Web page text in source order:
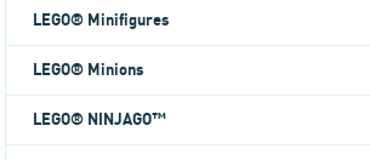
LEGO® Minifigures
LEGO® Minions
LEGO® NINJAGO™